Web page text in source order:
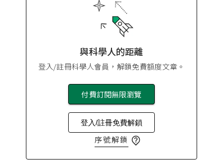
與科學人的距離
登入/註冊科學人會員，解鎖免費額度文章。
付費訂閱無限瀏覽
登入/註冊免費解鎖
序號解鎖